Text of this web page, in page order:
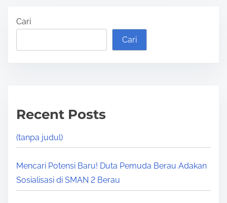
Cari
Cari
Recent Posts
(tanpa judul)
Mencari Potensi Baru! Duta Pemuda Berau Adakan
Sosialisasi di SMAN 2 Berau